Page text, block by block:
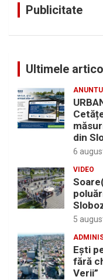
Publicitate
Ultimele
din
6
VIDEO
5
Eşti
fără
Verii”